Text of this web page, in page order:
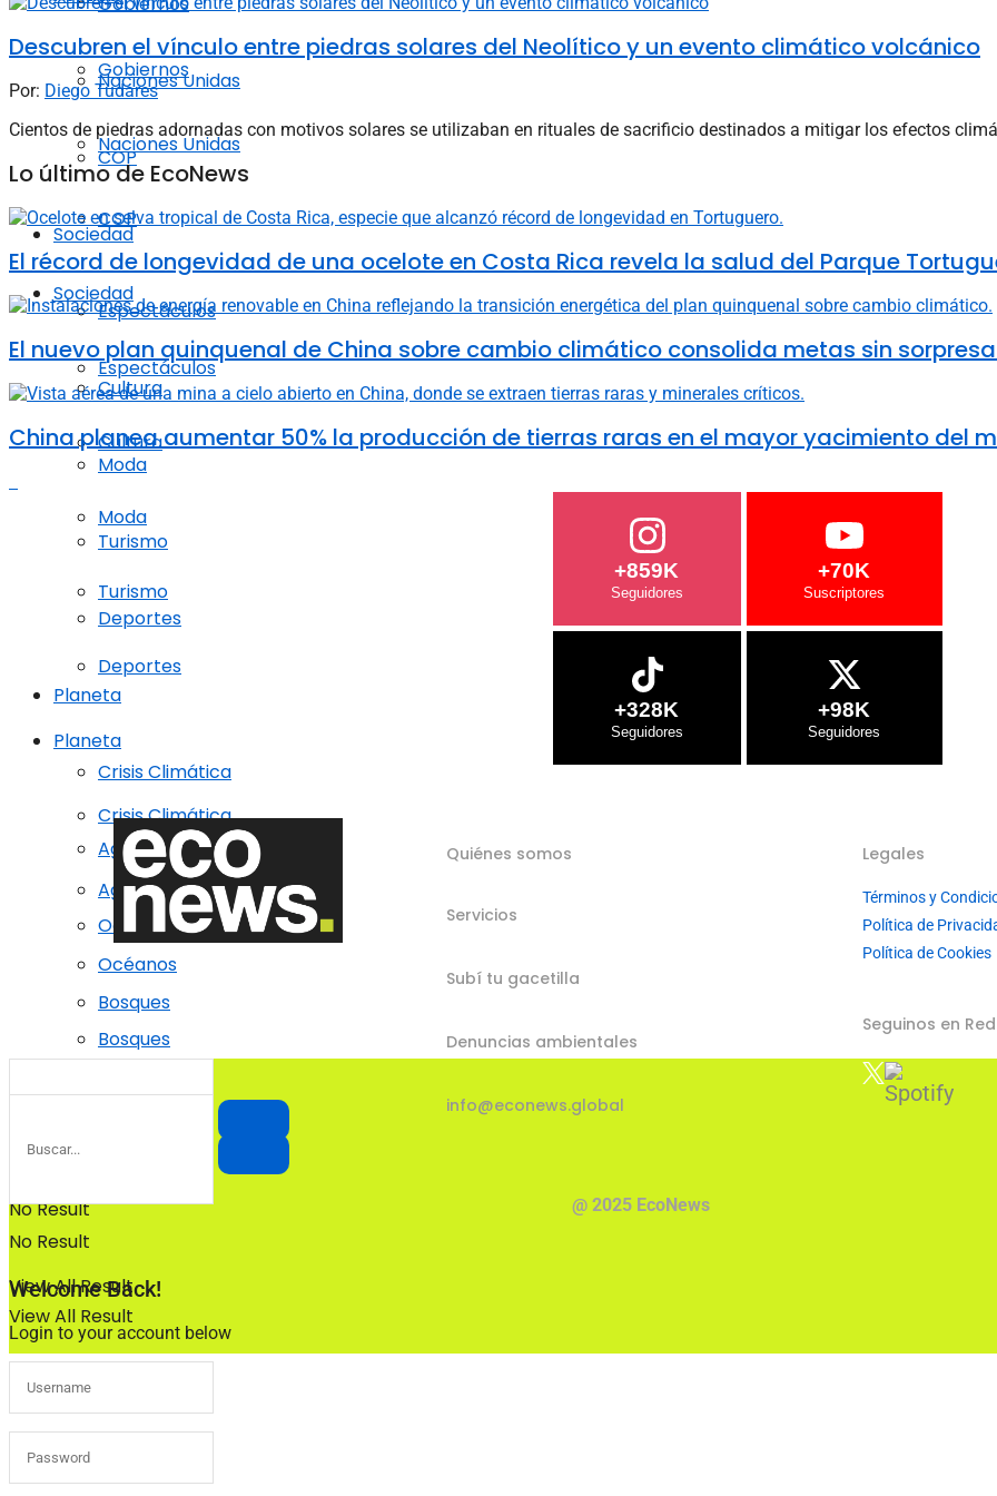
Naciones Unidas
COP
Sociedad
Espectáculos
Cultura
Moda
Turismo
Deportes
Planeta
Crisis Climática
Agricultura regenerativa
Océanos
Bosques
No Result
View All Result
Gobiernos
Naciones Unidas
COP
Sociedad
Espectáculos
Cultura
Moda
Turismo
Deportes
Planeta
Crisis Climática
Agricultura regenerativa
Océanos
Bosques
No Result
View All Result
Descubren el vínculo entre piedras solares del Neolítico y un evento climático volcánico
Por: Diego Tudares
Cientos de piedras adornadas con motivos solares se utilizaban en rituales de sacrificio destinados a mitigar los efectos
Lo último de EcoNews
El récord de longevidad de una ocelote en Costa Rica revela la salud del Parque
El nuevo plan quinquenal de China sobre cambio climático consolida metas sin
China planea aumentar 50% la producción de tierras raras en el mayor yacimiento del
+859K +70K
+328K +98K
Quiénes somos
Servicios
Subí tu gacetilla
Denuncias ambientales
info@econews.global
Legales
Términos y
Política de
Política de Cookies
Seguinos en
@ 2025 EcoNews
Welcome Back!
Login to your account below